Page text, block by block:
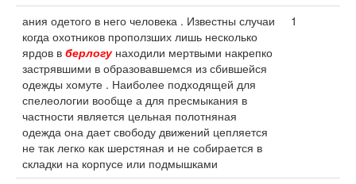
ания одетого в него человека . Известны случаи
когда охотников проползших лишь несколько
ярдов в берлогунаходили мертвыми накрепко
застрявшими в образовавшемся из сбившейся
одежды хомуте . Наиболее подходящей для
спелеологии вообще а для пресмыкания в
частности является цельная полотняная
одежда она дает свободу движений цепляется
не так легко как шерстяная и не собирается в
складки на корпусе или подмышками
1